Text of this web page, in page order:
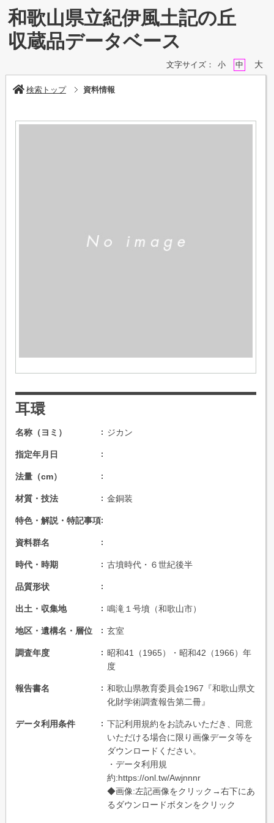
和歌山県立紀伊風土記の丘
収蔵品データベース
文字サイズ： 小 中 大
検索トップ 資料情報
耳環
名称（ヨミ） ジカン
指定年月日
法量（cm）
材質・技法 金銅装
特色・解説・特記事項
資料群名
時代・時期 古墳時代・６世紀後半
品質形状
出土・収集地 鳴滝１号墳（和歌山市）
地区・遺構名・層位 玄室
調査年度
昭和41（1965）・昭和42（1966）年
度
報告書名
和歌山県教育委員会1967『和歌山県文
化財学術調査報告第二冊』
データ利用条件
下記利用規約をお読みいただき、同意
いただける場合に限り画像データ等を
ダウンロードください。
・データ利用規
約:https://onl.tw/Awjnnnr
◆画像:左記画像をクリック→右下にあ
るダウンロードボタンをクリック